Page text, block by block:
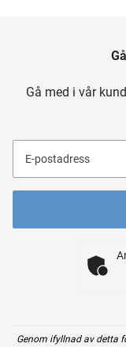
Gå med i vår
E-postadress
Genom ifyllnad av detta